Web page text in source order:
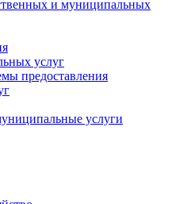
и муниципальных
услуг
предоставления
услуги